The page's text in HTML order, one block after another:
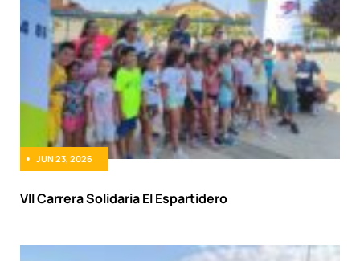
JUN 23, 2026
VII Carrera Solidaria El Espartidero